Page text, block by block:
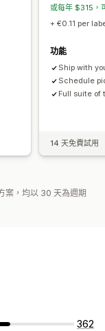
或每年 $315，
+ €0.11 per
功能
Ship with
Schedule
Full suite of
14 天免費試用
案，均以 30 天為週期
362